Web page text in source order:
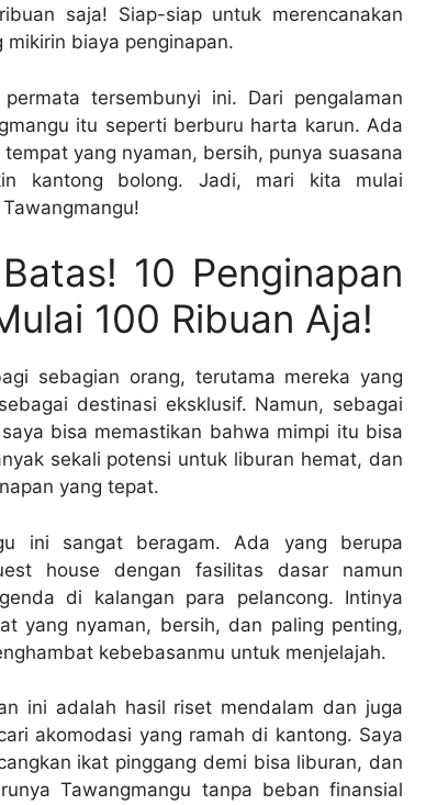
saja! Siap-siap untuk merencanakan
biaya penginapan.
tersembunyi ini. Dari pengalaman
itu seperti berburu harta karun. Ada
yang nyaman, bersih, punya suasana
kantong bolong. Jadi, mari kita mulai
10 Penginapan
100 Ribuan Aja!
sebagian orang, terutama mereka yang
destinasi eksklusif. Namun, sebagai
bisa memastikan bahwa mimpi itu bisa
sekali potensi untuk liburan hemat, dan
yang tepat.
ini sangat beragam. Ada yang berupa
house dengan fasilitas dasar namun
di kalangan para pelancong. Intinya
yang nyaman, bersih, dan paling penting,
kebebasanmu untuk menjelajah.
ini adalah hasil riset mendalam dan juga
akomodasi yang ramah di kantong. Saya
ikat pinggang demi bisa liburan, dan
Tawangmangu tanpa beban finansial